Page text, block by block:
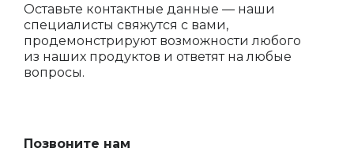
Оставьте контактные данные — наши
специалисты свяжутся с вами,
продемонстрируют возможности любого
из наших продуктов и ответят на любые
вопросы.
Позвоните нам